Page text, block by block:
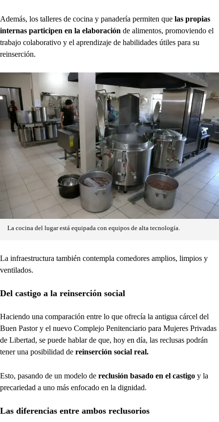
Además, los talleres de cocina y panadería permiten que las propias
internas participen en la elaboración de alimentos, promoviendo el
trabajo colaborativo y el aprendizaje de habilidades útiles para su
reinserción.
La cocina del lugar está equipada con equipos de alta tecnología.
La infraestructura también contempla comedores amplios, limpios y
ventilados.
Del castigo a la reinserción social
Haciendo una comparación entre lo que ofrecía la antigua cárcel del
Buen Pastor y el nuevo Complejo Penitenciario para Mujeres Privadas
de Libertad, se puede hablar de que, hoy en día, las reclusas podrán
tener una posibilidad de reinserción social real.
Esto, pasando de un modelo de reclusión basado en el castigo y la
precariedad a uno más enfocado en la dignidad.
Las diferencias entre ambos reclusorios